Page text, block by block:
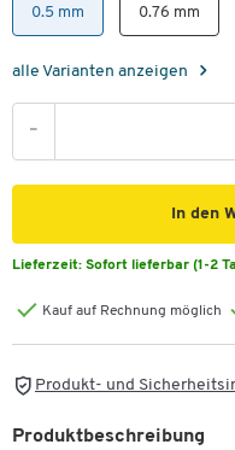
0.5 mm 0.76 mm
alle Varianten anzeigen
-
In den
Lieferzeit: Sofort lieferbar (1-2
Kauf auf Rechnung möglich
Produkt- und
Produktbeschreibung